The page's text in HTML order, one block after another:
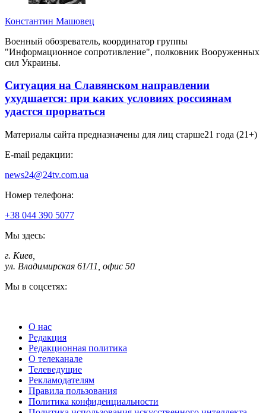
Константин Машовец
Военный обозреватель, координатор группы
"Информационное сопротивление", полковник Вооруженных
сил Украины.
Ситуация на Славянском направлении
ухудшается: при каких условиях россиянам
удастся прорваться
Материалы сайта предназначены для лиц старше21 года (21+)
E-mail редакции:
news24@24tv.com.ua
Номер телефона:
+38 044 390 5077
Мы здесь:
г. Киев
ул. Владимирская 61/11, офис 50
Мы в соцсетях:
О нас
Редакция
Редакционная политика
О телеканале
Телеведущие
Рекламодателям
Правила пользования
Политика конфиденциальности